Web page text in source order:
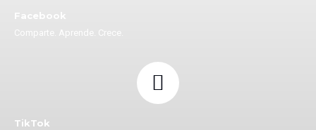
Facebook
Comparte. Aprende. Crece.
TikTok